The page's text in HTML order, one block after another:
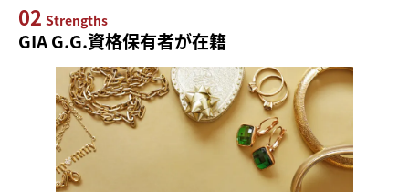
02 Strengths
GIA G.G.資格保有者が在籍